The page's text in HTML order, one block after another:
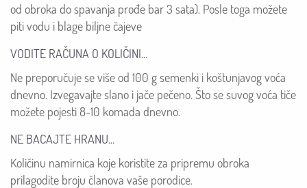
od obroka do spavanja prođe bar 3 sata). Posle toga možete
piti vodu i blage biljne čajeve
VODITE RAČUNA O KOLIČINI...
Ne preporučuje se više od 100 g semenki i koštunjavog voća
dnevno. Izvegavajte slano i jače pečeno. Što se suvog voća tiče
možete pojesti 8-10 komada dnevno.
NE BACAJTE HRANU...
Količinu namirnica koje koristite za pripremu obroka
prilagodite broju članova vaše porodice.